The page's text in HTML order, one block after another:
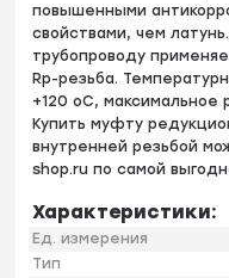
повышенными
свойствами, чем
трубопроводу
Rp-резьба.
+120 оС, максимальное
Купить муфту
внутренней резьбой
shop.ru по самой
Характеристики:
Ед. измерения
Тип